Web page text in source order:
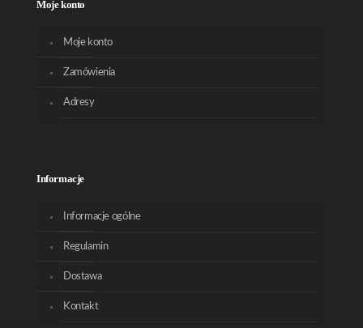
Moje konto
Moje konto
Zamówienia
Adresy
Informacje
Informacje ogólne
Regulamin
Dostawa
Kontakt